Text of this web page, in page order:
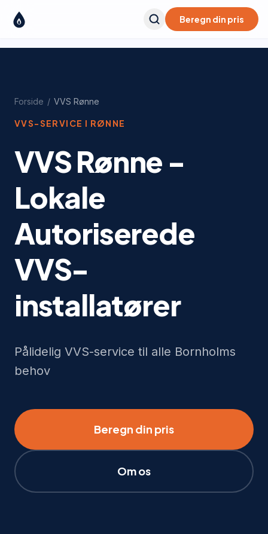
Beregn din pris
Forside / VVS Rønne
VVS-SERVICE I RØNNE
VVS Rønne -
Lokale
Autoriserede
VVS-
installatører
Pålidelig VVS-service til alle Bornholms
behov
Beregn din pris
Om os